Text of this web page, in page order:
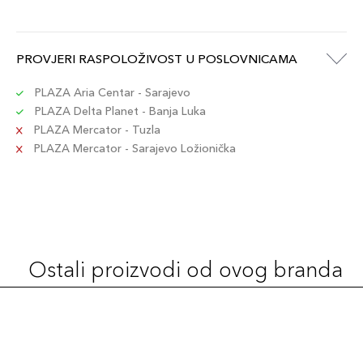
PROVJERI RASPOLOŽIVOST U POSLOVNICAMA
PLAZA Aria Centar - Sarajevo
PLAZA Delta Planet - Banja Luka
PLAZA Mercator - Tuzla
PLAZA Mercator - Sarajevo Ložionička
Ostali proizvodi od ovog branda